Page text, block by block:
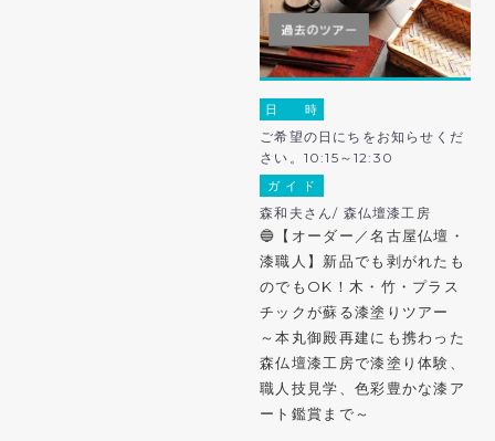
日 時
ご希望の日にちをお知らせくだ
さい。10:15～12:30
ガ イ ド
森和夫さん/ 森仏壇漆工房
🔵【オーダー／名古屋仏壇・
漆職人】新品でも剥がれたも
のでもOK！木・竹・プラス
チックが蘇る漆塗りツアー
～本丸御殿再建にも携わった
森仏壇漆工房で漆塗り体験、
職人技見学、色彩豊かな漆ア
ート鑑賞まで～